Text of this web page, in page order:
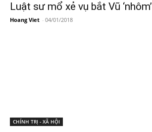
Luật sư mổ xẻ vụ bắt Vũ ‘nhôm’
Hoang Viet - 04/01/2018
CHÍNH TRỊ - XÃ HỘI